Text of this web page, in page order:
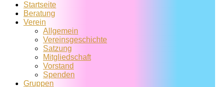
Startseite
Beratung
Verein
Allgemein
Vereins­geschichte
Satzung
Mitglied­schaft
Vorstand
Spenden
Gruppen